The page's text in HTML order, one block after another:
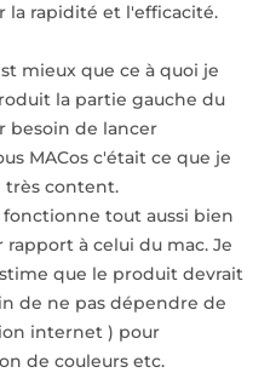
la rapidité et l'efficacité.
mieux que ce à quoi je
la partie gauche du
besoin de lancer
MACos c'était ce que je
très content.
tout aussi bien
à celui du mac. Je
que le produit devrait
de ne pas dépendre de
internet ) pour
de couleurs etc.